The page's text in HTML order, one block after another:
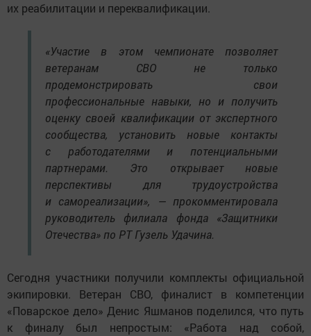
их реабилитации и переквалификации.
«Участие в этом чемпионате позволяет
ветеранам СВО не только
продемонстрировать свои
профессиональные навыки, но и получить
оценку своей квалификации от экспертного
сообщества, установить новые контакты
с работодателями и потенциальными
партнерами. Это открывает новые
перспективы для трудоустройства
и самореализации», — прокомментировала
руководитель филиала фонда «Защитники
Отечества» по РТ Гузель Удачина.
Сегодня участники получили комплекты официальной
экипировки. Ветеран СВО, финалист в компетенции
«Поварское дело» Денис Яшманов поделился, что путь
к финалу был непростым: «Работа над собой,